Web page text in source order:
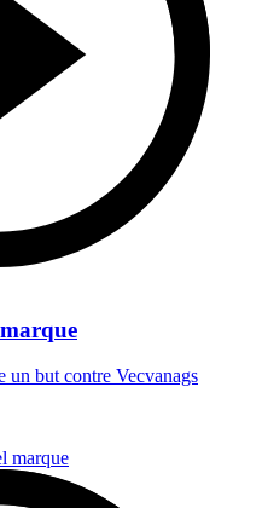
but contre Vecvanags